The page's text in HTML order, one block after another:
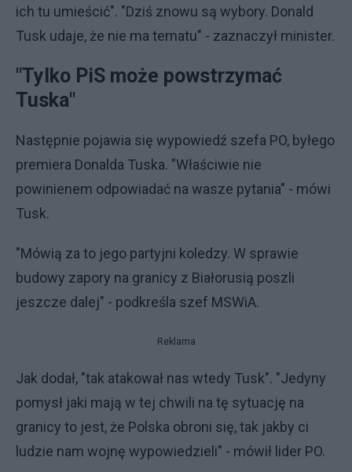
ich tu umieścić". "Dziś znowu są wybory. Donald
Tusk udaje, że nie ma tematu" - zaznaczył minister.
"Tylko PiS może powstrzymać
Tuska"
Następnie pojawia się wypowiedź szefa PO, byłego
premiera Donalda Tuska. "Właściwie nie
powinienem odpowiadać na wasze pytania" - mówi
Tusk.
"Mówią za to jego partyjni koledzy. W sprawie
budowy zapory na granicy z Białorusią poszli
jeszcze dalej" - podkreśla szef MSWiA.
Reklama
Jak dodał, "tak atakował nas wtedy Tusk". "Jedyny
pomysł jaki mają w tej chwili na tę sytuację na
granicy to jest, że Polska obroni się, tak jakby ci
ludzie nam wojnę wypowiedzieli" - mówił lider PO.